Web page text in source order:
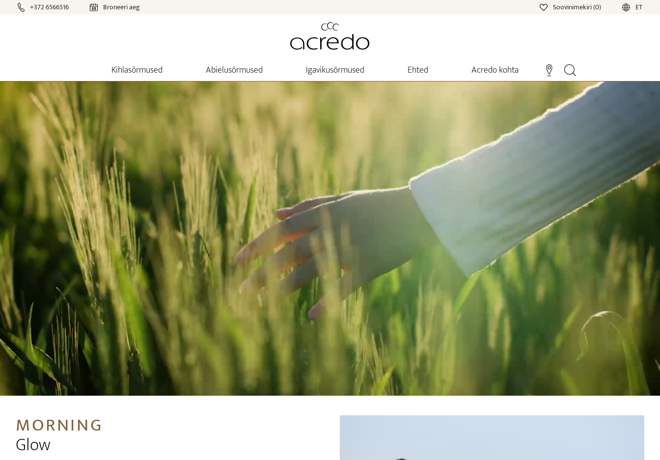
+372 6566516 Broneeri aeg Soovinimekiri (0) ET
Kihlasõrmused Abielusõrmused Igavikusõrmused Ehted Acredo kohta
MORNING
Glow